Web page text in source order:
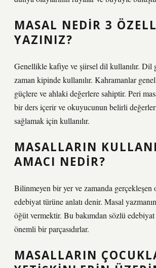
MASAL NEDIR 3
YAZINIZ?
Genellikle kafiye ve şiirsel dil kullanılır. Dil
zaman kipinde kullanılır. Kahramanlar
güçlere ve ahlaki değerlere sahiptir. Peri
bir ders içerir ve okuyucunun belirli
sağlamak için kullanılır.
MASALLARIN
AMACI NEDIR?
Bilinmeyen bir yer ve zamanda gerçekleşen
edebiyat türüne anlatı denir. Masal
öğüt vermektir. Bu bakımdan sözlü
önemli bir parçasıdırlar.
MASALLARIN